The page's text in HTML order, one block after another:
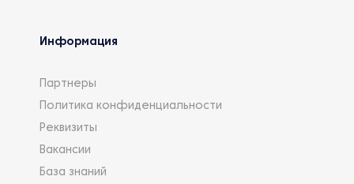
Информация
Партнеры
Политика конфиденциальности
Реквизиты
Вакансии
База знаний